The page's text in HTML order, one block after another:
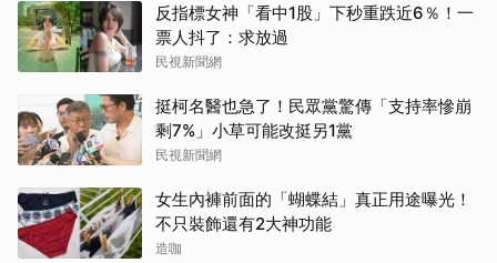
反指標女神「看中1股」下秒重跌近6％！一
票人抖了：求放過
民視新聞網
挺柯名醫也急了！民眾黨驚傳「支持率慘崩
剩7%」小草可能改挺另1黨
民視新聞網
女生內褲前面的「蝴蝶結」真正用途曝光！
不只裝飾還有2大神功能
造咖